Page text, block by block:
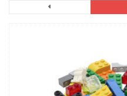
LEGO FAVORITTER